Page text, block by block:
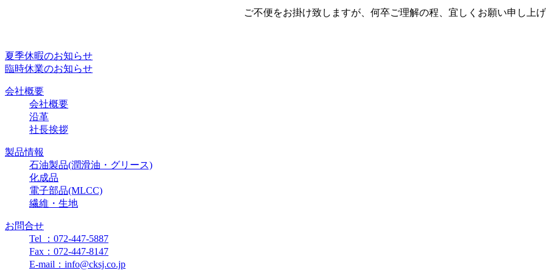
ご不便をお掛け致しますが、何卒ご理解の程、宜しくお願い申し上
夏季休暇のお知らせ
臨時休業のお知らせ
会社概要
会社概要
沿革
社長挨拶
製品情報
石油製品(潤滑油・グリース)
化成品
電子部品(MLCC)
繊維・生地
お問合せ
Tel ：072-447-5887
Fax：072-447-8147
E-mail：info@cksj.co.jp